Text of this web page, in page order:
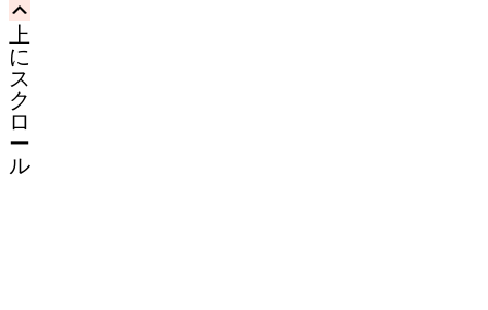
上
に
ス
ク
ロ
ー
ル